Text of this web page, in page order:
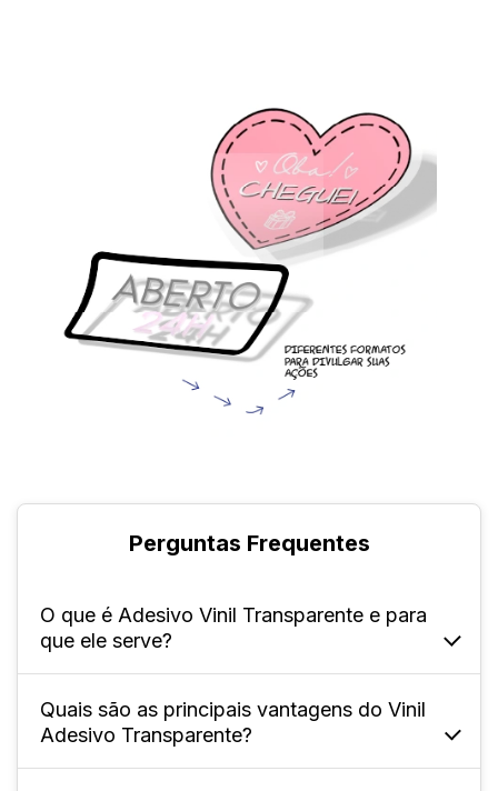
Perguntas Frequentes
O que é Adesivo Vinil Transparente e para
que ele serve?
Ele é um material feito de vinil adesivo
transparente 150g, que permite que a
superfície onde é aplicado continue visível.
Quais são as principais vantagens do Vinil
Adesivo Transparente?